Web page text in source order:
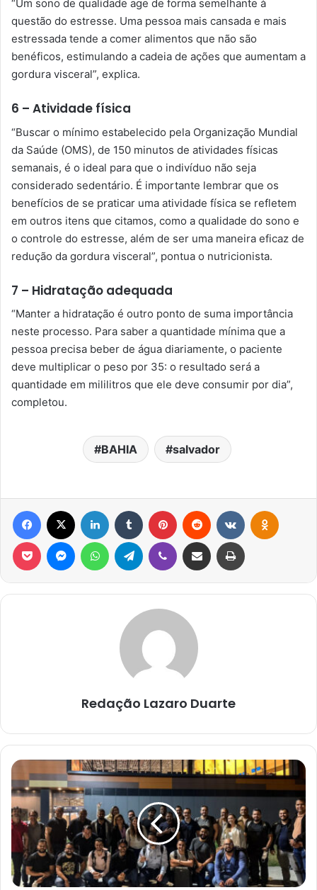
“Um sono de qualidade age de forma semelhante à
questão do estresse. Uma pessoa mais cansada e mais
estressada tende a comer alimentos que não são
benéficos, estimulando a cadeia de ações que aumentam a
gordura visceral”, explica.
6 – Atividade física
“Buscar o mínimo estabelecido pela Organização Mundial
da Saúde (OMS), de 150 minutos de atividades físicas
semanais, é o ideal para que o indivíduo não seja
considerado sedentário. É importante lembrar que os
benefícios de se praticar uma atividade física se refletem
em outros itens que citamos, como a qualidade do sono e
o controle do estresse, além de ser uma maneira eficaz de
redução da gordura visceral”, pontua o nutricionista.
7 – Hidratação adequada
“Manter a hidratação é outro ponto de suma importância
neste processo. Para saber a quantidade mínima que a
pessoa precisa beber de água diariamente, o paciente
deve multiplicar o peso por 35: o resultado será a
quantidade em mililitros que ele deve consumir por dia”,
completou.
BAHIA salvador
Facebook Linkedin Tumblr Pinterest Reddit VK
Pocket MessengerWhatsAppTelegram Viber Compartilhar via e-mail Imprimir
Redação Lazaro Duarte
Empreendedores
baianos
celebram
participação
no
Startup
Summit
2022